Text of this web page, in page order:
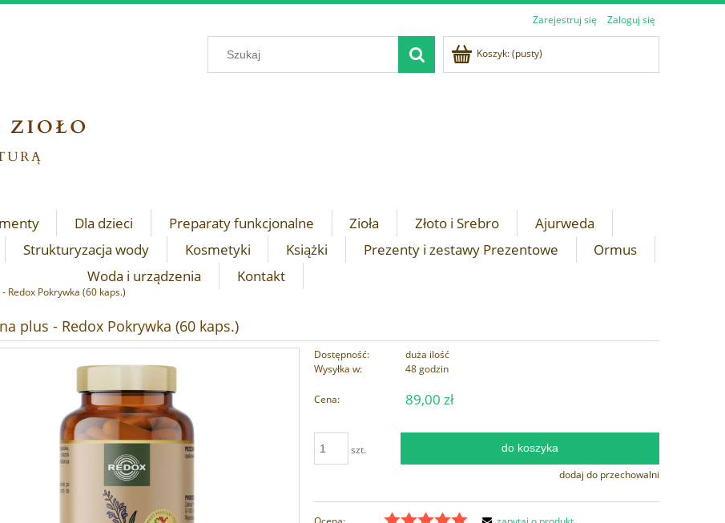
Zarejestruj się Zaloguj się
Koszyk:(pusty)
Dla dzieci Preparaty funkcjonalne Zioła Złoto i Srebro
Ajurweda
Strukturyzacja wody Kosmetyki Książki Prezenty i zestawy Prezentowe
Ormus
Woda i urządzenia
Kontakt
Redox Pokrywka (60 kaps.)
plus - Redox Pokrywka (60 kaps.)
Dostępność:
duża ilość
Wysyłka w:
48 godzin
Cena: 89,00 zł
szt. do koszyka
dodaj do przechowalni